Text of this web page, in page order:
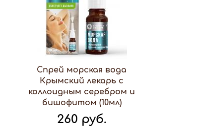
Спрей морская вода
Крымский лекарь с
коллоидным серебром и
бишофитом (10мл)
260 руб.